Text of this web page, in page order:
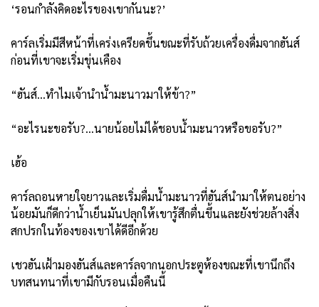
‘รอนกำลังคิดอะไรของเขากันนะ?’
คาร์ลเริ่มมีสีหน้าที่เคร่งเครียดขึ้นขณะที่รับถ้วยเครื่องดื่มจากฮันส์
ก่อนที่เขาจะเริ่มขุ่นเคือง
“ฮันส์...ทำไมเจ้านำน้ำมะนาวมาให้ข้า?”
“อะไรนะขอรับ?...นายน้อยไม่ได้ชอบน้ำมะนาวหรือขอรับ?”
เฮ้อ
คาร์ลถอนหายใจยาวและเริ่มดื่มน้ำมะนาวที่ฮันส์นำมาให้ตนอย่าง
น้อยมันก็ดีกว่าน้ำเย็นมันปลุกให้เขารู้สึกตื่นขึ้นและยังช่วยล้างสิ่ง
สกปรกในท้องของเขาได้ดีอีกด้วย
เชวฮันเฝ้ามองฮันส์และคาร์ลจากนอกประตูห้องขณะที่เขานึกถึง
บทสนทนาที่เขามีกับรอนเมื่อคืนนี้